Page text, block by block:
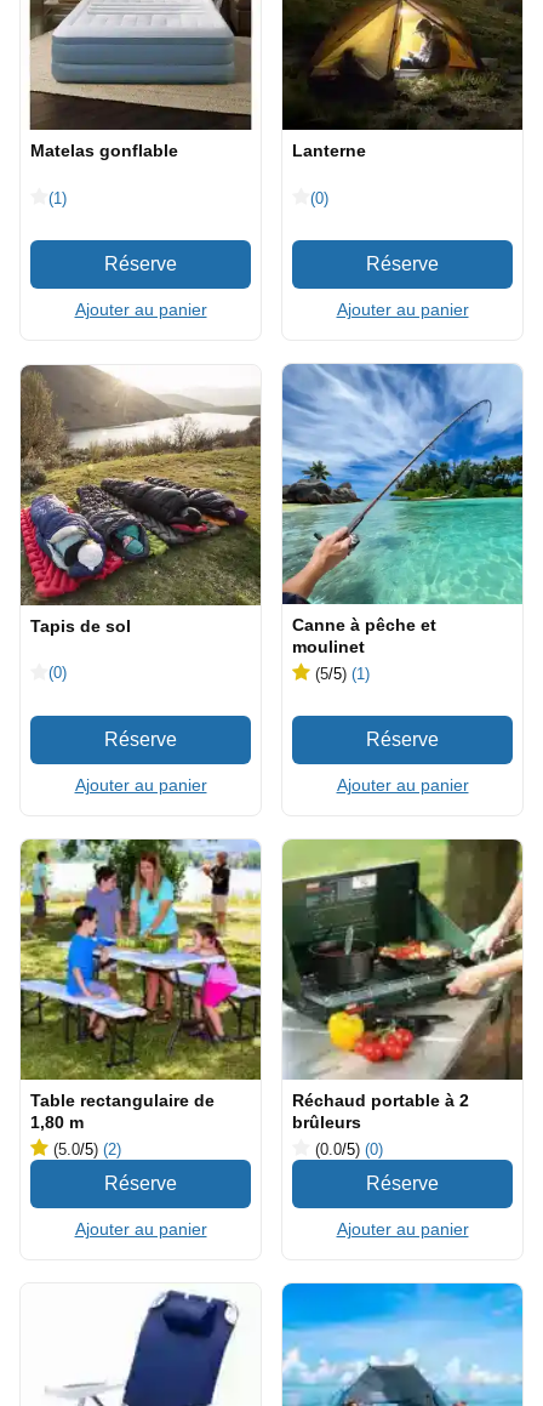
Matelas gonflable
(1)
Ajouter au panier
Lanterne
(0)
Ajouter au panier
Tapis de sol
(0)
Ajouter au panier
Canne à pêche et
moulinet
(5/5) (1)
Ajouter au panier
Table rectangulaire de
1,80 m
(5.0/5) (2)
Ajouter au panier
Réchaud portable à 2
brûleurs
(0.0/5) (0)
Ajouter au panier